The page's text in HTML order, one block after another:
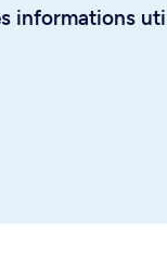
informations